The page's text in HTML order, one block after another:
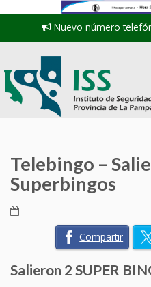
Nuevo número
Telebingo –
Superbingos
Compartir
Salieron 2 SUPER